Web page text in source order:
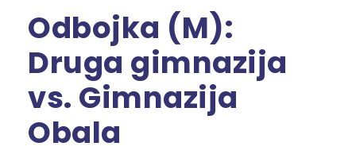
Odbojka (M):
Druga gimnazija
vs. Gimnazija
Obala